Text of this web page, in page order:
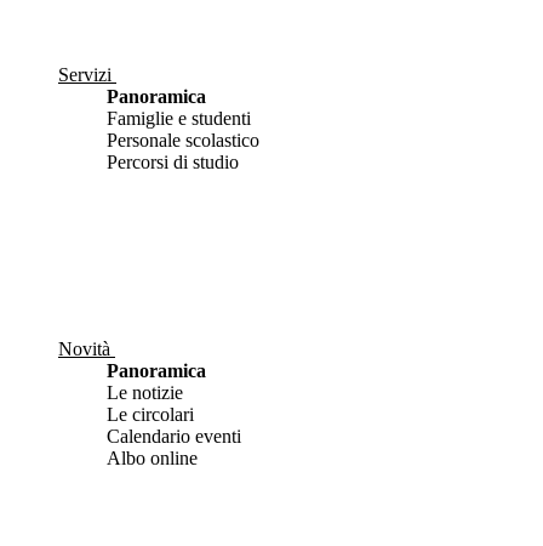
Servizi
Panoramica
Famiglie e studenti
Personale scolastico
Percorsi di studio
Novità
Panoramica
Le notizie
Le circolari
Calendario eventi
Albo online